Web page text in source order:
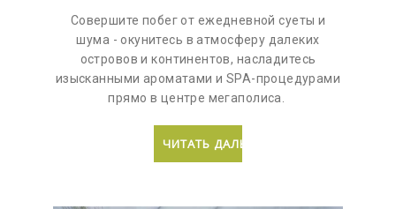
Совершите побег от ежедневной суеты и
шума - окунитесь в атмосферу далеких
островов и континентов, насладитесь
изысканными ароматами и SPA-процедурами
прямо в центре мегаполиса.
ЧИТАТЬ ДАЛЬШЕ